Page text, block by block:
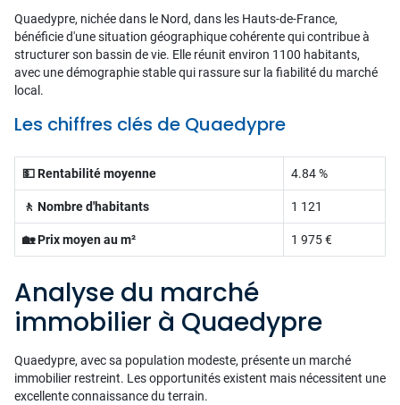
Quaedypre, nichée dans le Nord, dans les Hauts-de-France,
bénéficie d'une situation géographique cohérente qui contribue à
structurer son bassin de vie. Elle réunit environ 1100 habitants,
avec une démographie stable qui rassure sur la fiabilité du marché
local.
Les chiffres clés de Quaedypre
💵 Rentabilité moyenne 4.84 %
🚶 Nombre d'habitants 1 121
🏡 Prix moyen au m² 1 975 €
Analyse du marché
immobilier à Quaedypre
Quaedypre, avec sa population modeste, présente un marché
immobilier restreint. Les opportunités existent mais nécessitent une
excellente connaissance du terrain.